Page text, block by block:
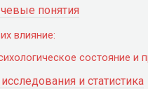
понятия
влияние:
состояние и
и статистика